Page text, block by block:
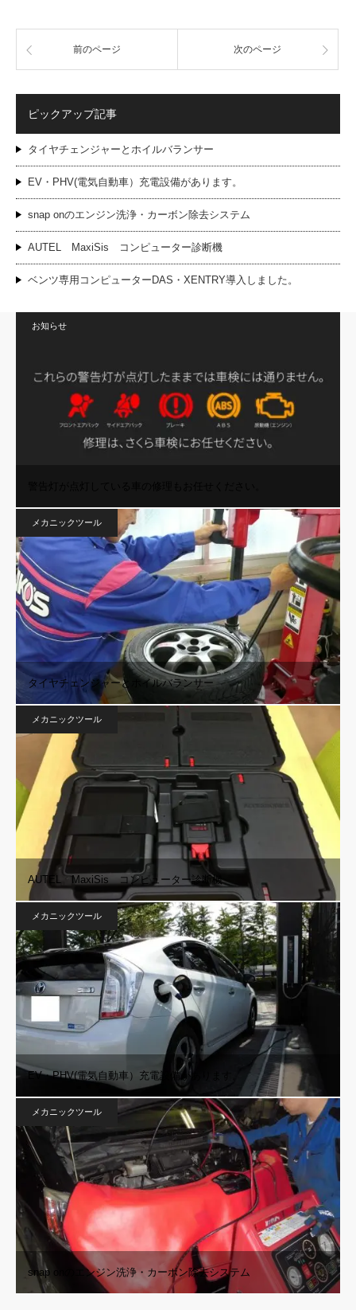
前のページ 次のページ
ピックアップ記事
タイヤチェンジャーとホイルバランサー
EV・PHV(電気自動車）充電設備があります。
snap onのエンジン洗浄・カーボン除去システム
AUTEL MaxiSis コンピューター診断機
ベンツ専用コンピューターDAS・XENTRY導入しました。
お知らせ
メカニックツール
タイヤチェンジャーとホイルバランサー
メカニックツール
AUTEL MaxiSis コンピューター診断機
メカニックツール
EV・PHV(電気自動車）充電設備があります。
メカニックツール
snap onのエンジン洗浄・カーボン除去システム